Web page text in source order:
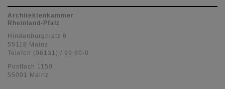
Architektenkammer
Rheinland-Pfalz
Hindenburgplatz 6
55118 Mainz
Telefon (06131) / 99 60-0
Postfach 1150
55001 Mainz